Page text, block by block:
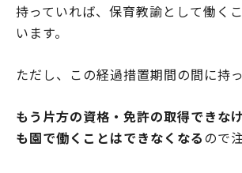
持っていれば、保育教諭として働く
います。
ただし、この経過措置期間の間に持っ
もう片方の資格・免許の取得できな
も園で働くことはできなくなるので